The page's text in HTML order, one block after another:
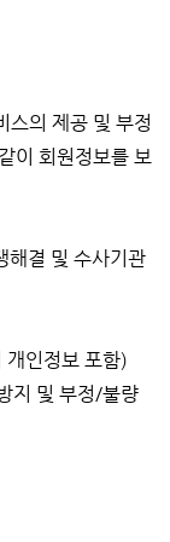
스의 제공 및 부정
이 회원정보를 보
결 및 수사기관
인정보 포함)
지 및 부정/불량